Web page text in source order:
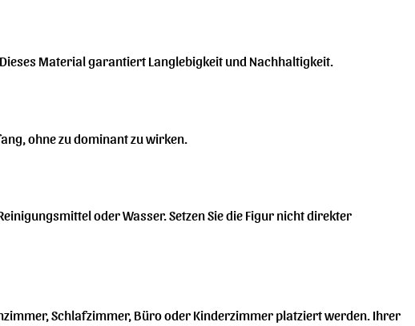
Material garantiert Langlebigkeit und Nachhaltigkeit.
ohne zu dominant zu wirken.
oder Wasser. Setzen Sie die Figur nicht direkter
Schlafzimmer, Büro oder Kinderzimmer platziert werden. Ihrer